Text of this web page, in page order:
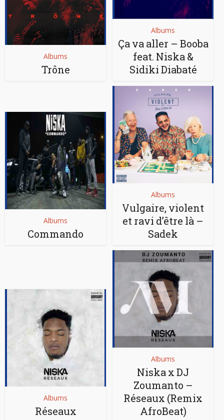
Albums
Trône
Albums
Ça va aller – Booba
feat. Niska &
Sidiki Diabaté
Albums
Commando
Albums
Vulgaire, violent
et ravi d’être là –
Sadek
Albums
Réseaux
Albums
Niska x DJ
Zoumanto –
Réseaux (Remix
AfroBeat)